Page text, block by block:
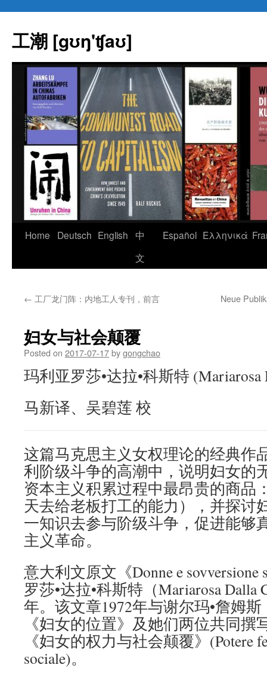
content
工潮 [gʊŋ'ʧaʊ]
Home Deutsch English
中
文
Español Eλληνικά
← 工厂龙门阵：内地工人专刊，前言 Neue
妇女与社会颠覆
Posted on 2017-07-17bygongchao
玛利亚罗莎•达拉•科斯特 (Mariarosa
马新译、吴碧莲 校
这篇马克思主义女权理论的经典作
利阶级斗争的高潮中，说明妇女的
资本主义积累过程中最昂贵的商品
天去给老板打工的能力），并探讨
一知识去参与阶级斗争，促进能够
主义革命。
意大利文原文《Donne e
罗莎•达拉•科斯特（Mariarosa Dalla
年。该文章1972年与谢尔玛•詹姆斯
《妇女的位置》及她们两位共同撰
《妇女的权力与社会颠覆》(Potere
sociale)。